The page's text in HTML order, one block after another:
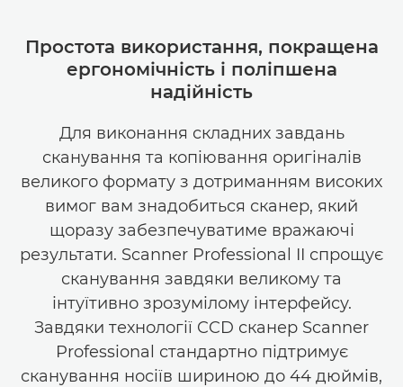
Простота використання, покращена
ергономічність і поліпшена
надійність
Для виконання складних завдань
сканування та копіювання оригіналів
великого формату з дотриманням високих
вимог вам знадобиться сканер, який
щоразу забезпечуватиме вражаючі
результати. Scanner Professional II спрощує
сканування завдяки великому та
інтуїтивно зрозумілому інтерфейсу.
Завдяки технології CCD сканер Scanner
Professional стандартно підтримує
сканування носіїв шириною до 44 дюймів,